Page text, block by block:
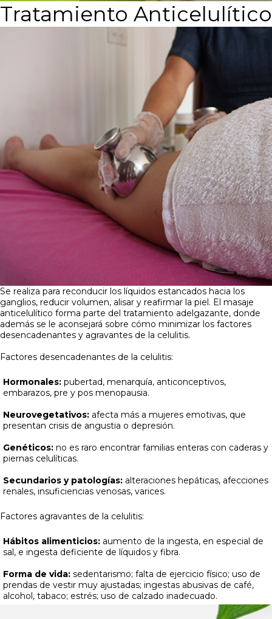
Tratamiento Anticelulítico
Se realiza para reconducir los líquidos estancados hacia los
ganglios, reducir volumen, alisar y reafirmar la piel. El masaje
anticelulítico forma parte del tratamiento adelgazante, donde
además se le aconsejará sobre cómo minimizar los factores
desencadenantes y agravantes de la celulitis.
Factores desencadenantes de la celulitis:
Hormonales: pubertad, menarquía, anticonceptivos,
embarazos, pre y pos menopausia.
Neurovegetativos: afecta más a mujeres emotivas, que
presentan crisis de angustia o depresión.
Genéticos: no es raro encontrar familias enteras con caderas y
piernas celulíticas.
Secundarios y patologías: alteraciones hepáticas, afecciones
renales, insuficiencias venosas, varices.
Factores agravantes de la celulitis:
Hábitos alimenticios: aumento de la ingesta, en especial de
sal, e ingesta deficiente de líquidos y fibra.
Forma de vida: sedentarismo; falta de ejercicio físico; uso de
prendas de vestir muy ajustadas; ingestas abusivas de café,
alcohol, tabaco; estrés; uso de calzado inadecuado.